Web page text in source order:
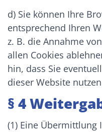
d) Sie können Ihre
entsprechend Ihren
z. B. die Annahme
allen Cookies
hin, dass Sie
dieser Website
§ 4
(1) Eine Übermittlung